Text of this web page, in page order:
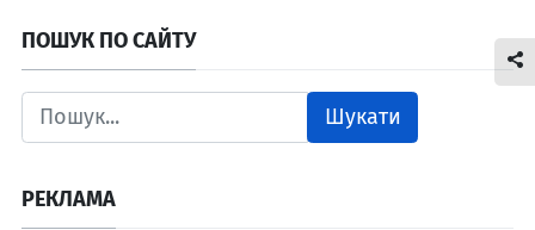
ПОШУК ПО САЙТУ
Шукати
РЕКЛАМА